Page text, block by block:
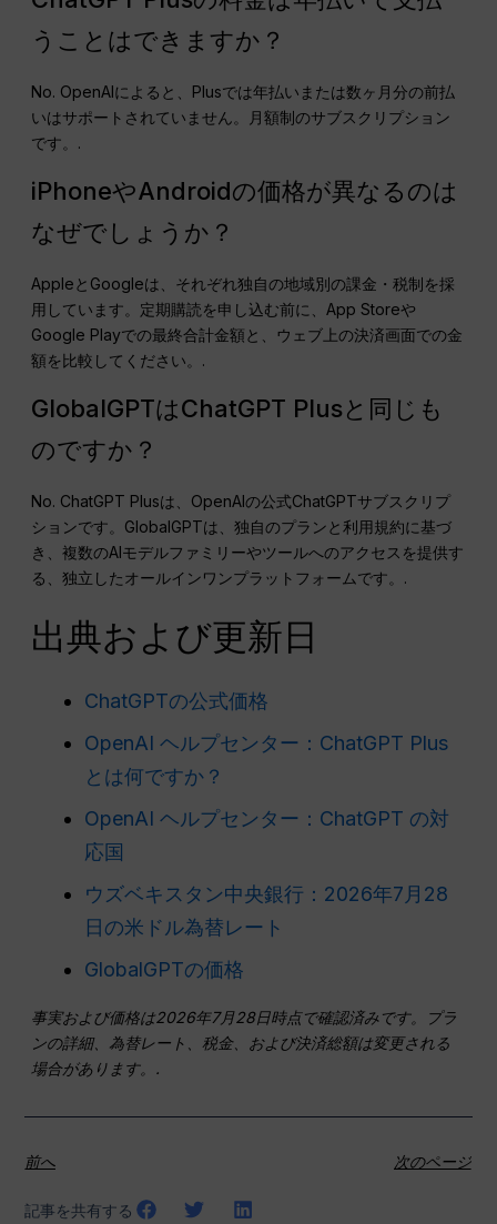
うことはできますか？
No. OpenAIによると、Plusでは年払いまたは数ヶ月分の前払
いはサポートされていません。月額制のサブスクリプション
です。.
iPhoneやAndroidの価格が異なるのは
なぜでしょうか？
AppleとGoogleは、それぞれ独自の地域別の課金・税制を採
用しています。定期購読を申し込む前に、App Storeや
Google Playでの最終合計金額と、ウェブ上の決済画面での金
額を比較してください。.
GlobalGPTはChatGPT Plusと同じも
のですか？
No. ChatGPT Plusは、OpenAIの公式ChatGPTサブスクリプ
ションです。GlobalGPTは、独自のプランと利用規約に基づ
き、複数のAIモデルファミリーやツールへのアクセスを提供す
る、独立したオールインワンプラットフォームです。.
出典および更新日
ChatGPTの公式価格
OpenAI ヘルプセンター：ChatGPT Plus
とは何ですか？
OpenAI ヘルプセンター：ChatGPT の対
応国
ウズベキスタン中央銀行：2026年7月28
日の米ドル為替レート
GlobalGPTの価格
事実および価格は2026年7月28日時点で確認済みです。プラ
ンの詳細、為替レート、税金、および決済総額は変更される
場合があります。.
前へ 次のページ
記事を共有する